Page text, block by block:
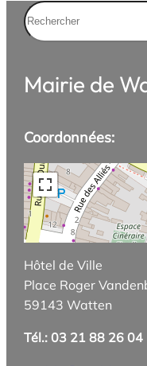
Rechercher
Mairie de
Coordonnées:
Hôtel de Ville
Place Roger
59143 Watten
Tél.: 03 21 88 26 04